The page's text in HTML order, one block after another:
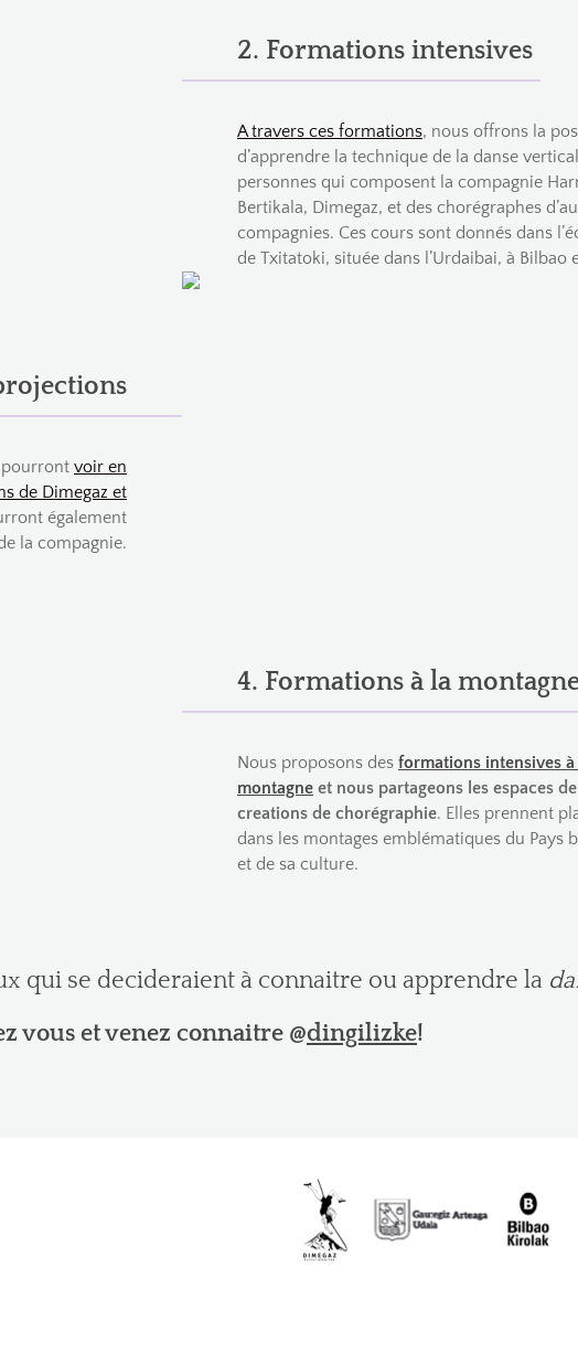
2. Formations intensives
A travers ces formations, nous offrons la
d’apprendre la technique de la danse
personnes qui composent la compagnie
Bertikala, Dimegaz, et des chorégraphes
compagnies. Ces cours sont donnés dans
de Txitatoki, située dans l’Urdaibai, à Bilbao
pourront voir en
de Dimegaz et
également
la compagnie.
4. Formations à la
Nous proposons des formations intensives à
montagne et nous partageons les espaces de
creations de chorégraphie. Elles prennent
dans les montages emblématiques du Pays
et de sa culture.
qui se decideraient à connaitre ou apprendre la
vous et venez connaitre @dingilizke!